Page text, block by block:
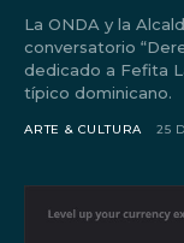
La ONDA y la
conversatorio
dedicado a Fefita
típico dominicano.
ARTE & CULTURA 25